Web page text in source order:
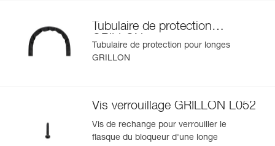
Tubulaire de protection
GRILLON
Tubulaire de protection pour longes
GRILLON
Vis verrouillage GRILLON L052
Vis de rechange pour verrouiller le
flasque du bloqueur d'une longe